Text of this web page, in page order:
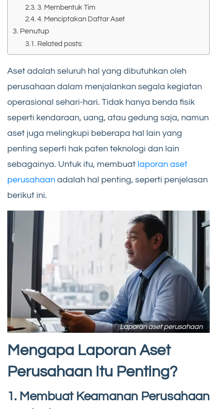
3. Membentuk Tim
4. Menciptakan Daftar Aset
Penutup
Related posts:
Aset adalah seluruh hal yang dibutuhkan oleh
perusahaan dalam menjalankan segala kegiatan
operasional sehari-hari. Tidak hanya benda fisik
seperti kendaraan, uang, atau gedung saja, namun
aset juga melingkupi beberapa hal lain yang
penting seperti hak paten teknologi dan lain
sebagainya. Untuk itu, membuat laporan aset
perusahaan adalah hal penting, seperti penjelasan
berikut ini.
Laporan aset perusahaan
Mengapa Laporan Aset
Perusahaan Itu Penting?
1. Membuat Keamanan Perusahaan